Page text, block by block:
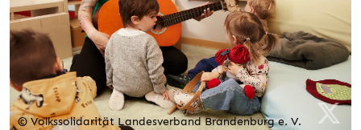
© Volkssolidarität Landesverband Brandenburg e. V.